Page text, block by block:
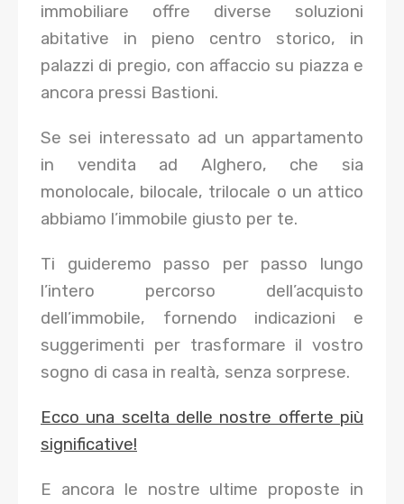
immobiliare offre diverse soluzioni
abitative in pieno centro storico, in
palazzi di pregio, con affaccio su piazza e
ancora pressi Bastioni.
Se sei interessato ad un appartamento
in vendita ad Alghero, che sia
monolocale, bilocale, trilocale o un attico
abbiamo l’immobile giusto per te.
Ti guideremo passo per passo lungo
l’intero percorso dell’acquisto
dell’immobile, fornendo indicazioni e
suggerimenti per trasformare il vostro
sogno di casa in realtà, senza sorprese.
Ecco una scelta delle nostre offerte più
significative!
E ancora le nostre ultime proposte in